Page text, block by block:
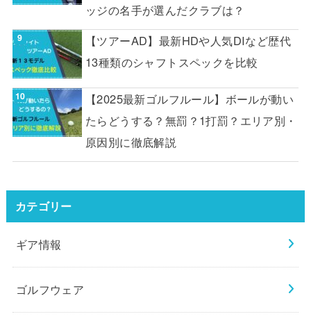
ッジの名手が選んだクラブは？
【ツアーAD】最新HDや人気DIなど歴代
13種類のシャフトスペックを比較
【2025最新ゴルフルール】ボールが動い
たらどうする？無罰？1打罰？エリア別・
原因別に徹底解説
カテゴリー
ギア情報
ゴルフウェア